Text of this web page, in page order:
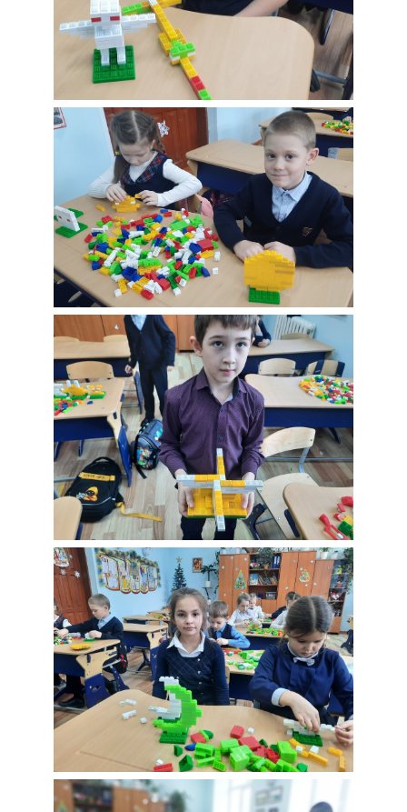
Четвертый день
творения Модель
"Солнце"
Четвертый день
творения Модель
"Звезды"
Четвертый день
творения Модель
"Луна"